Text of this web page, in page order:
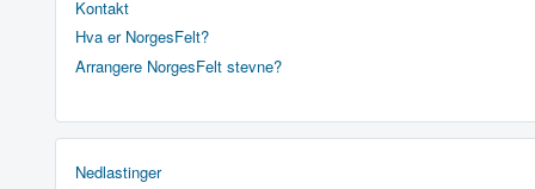
Kontakt
Hva er NorgesFelt?
Arrangere NorgesFelt stevne?
Nedlastinger